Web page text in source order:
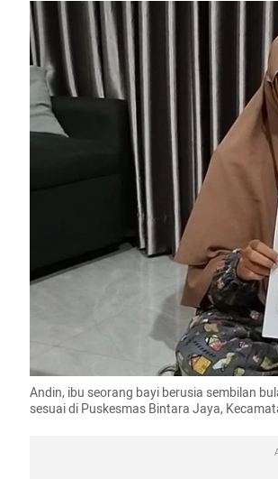
Andin, ibu seorang bayi berusia sembilan
sesuai di Puskesmas Bintara Jaya,